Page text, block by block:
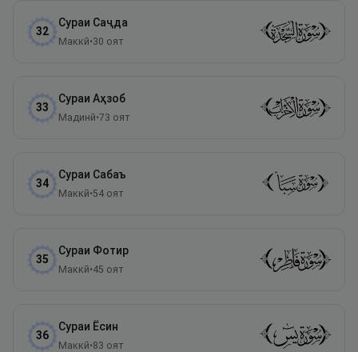
32
Сураи Саҷда
Маккӣ•30 оят
33
Сураи Аҳзоб
Мадинӣ•73 оят
34
Сураи Сабаъ
Маккӣ•54 оят
35
Сураи Фотир
Маккӣ•45 оят
36
Сураи Ёсин
Маккӣ•83 оят